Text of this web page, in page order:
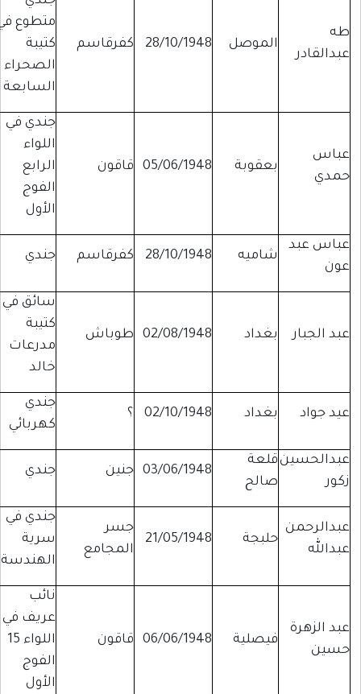
متطوع في
كتيبة
الصحراء
السابعة
كفرقاسم 28/10/1948 الموصل
طه
عبدالقادر
جندي في
اللواء
الرابع
الفوج
الأول
قاقون 05/06/1948 بعقوبة
عباس
حمدي
جندي كفرقاسم 28/10/1948 شاميه
عباس عبد
عون
سائق في
كتيبة
مدرعات
خالد
طوباش 02/08/1948 بغداد عبد الجبار
جندي
كهربائي
؟ 02/10/1948 بغداد عيد جواد
جندي جنين 03/06/1948
قلعة
صالح
عبدالحسين
زكور
جندي في
سرية
الهندسة
جسر
المجامع
21/05/1948 حلبجة
عبدالرحمن
عبدالله
نائب
عريف في
اللواء 15
الفوج
الأول
قاقون 06/06/1948 فيصلية
عبد الزهرة
حسين